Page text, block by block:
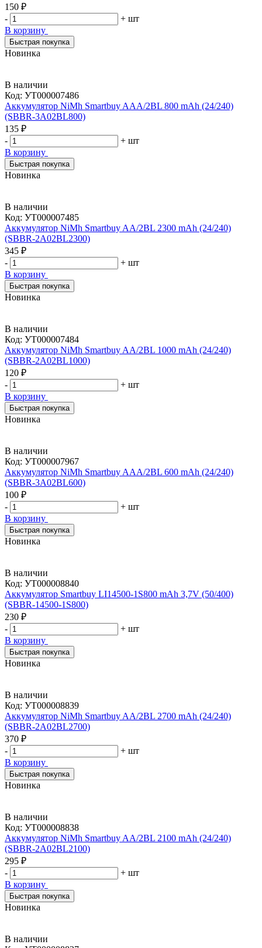
150 ₽
-
+ шт
В корзину
Быстрая покупка
Новинка
В наличии
Код: УТ000007486
Аккумулятор NiMh Smartbuy AAA/2BL 800 mAh (24/240)
(SBBR-3A02BL800)
135 ₽
-
+ шт
В корзину
Быстрая покупка
Новинка
В наличии
Код: УТ000007485
Аккумулятор NiMh Smartbuy AA/2BL 2300 mAh (24/240)
(SBBR-2A02BL2300)
345 ₽
-
+ шт
В корзину
Быстрая покупка
Новинка
В наличии
Код: УТ000007484
Аккумулятор NiMh Smartbuy AA/2BL 1000 mAh (24/240)
(SBBR-2A02BL1000)
120 ₽
-
+ шт
В корзину
Быстрая покупка
Новинка
В наличии
Код: УТ000007967
Аккумулятор NiMh Smartbuy AAA/2BL 600 mAh (24/240)
(SBBR-3A02BL600)
100 ₽
-
+ шт
В корзину
Быстрая покупка
Новинка
В наличии
Код: УТ000008840
Аккумулятор Smartbuy LI14500-1S800 mAh 3,7V (50/400)
(SBBR-14500-1S800)
230 ₽
-
+ шт
В корзину
Быстрая покупка
Новинка
В наличии
Код: УТ000008839
Аккумулятор NiMh Smartbuy AA/2BL 2700 mAh (24/240)
(SBBR-2A02BL2700)
370 ₽
-
+ шт
В корзину
Быстрая покупка
Новинка
В наличии
Код: УТ000008838
Аккумулятор NiMh Smartbuy AA/2BL 2100 mAh (24/240)
(SBBR-2A02BL2100)
295 ₽
-
+ шт
В корзину
Быстрая покупка
Новинка
В наличии